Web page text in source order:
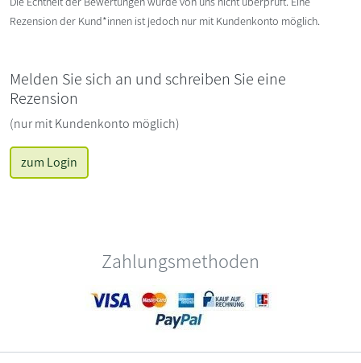
Rezension der Kund*innen ist jedoch nur mit Kundenkonto möglich.
Melden Sie sich an und schreiben Sie eine
Rezension
(nur mit Kundenkonto möglich)
zum Login
Zahlungsmethoden